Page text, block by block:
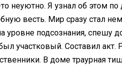
неуютно. Я узнал об этом
весть. Мир сразу стал
уровне подсознания, спешу
участковый. Составил
В доме траурная